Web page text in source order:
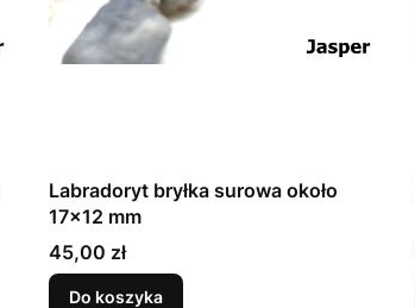
Labradoryt bryłka surowa około
17x12 mm
Cena
45,00 zł
Do koszyka